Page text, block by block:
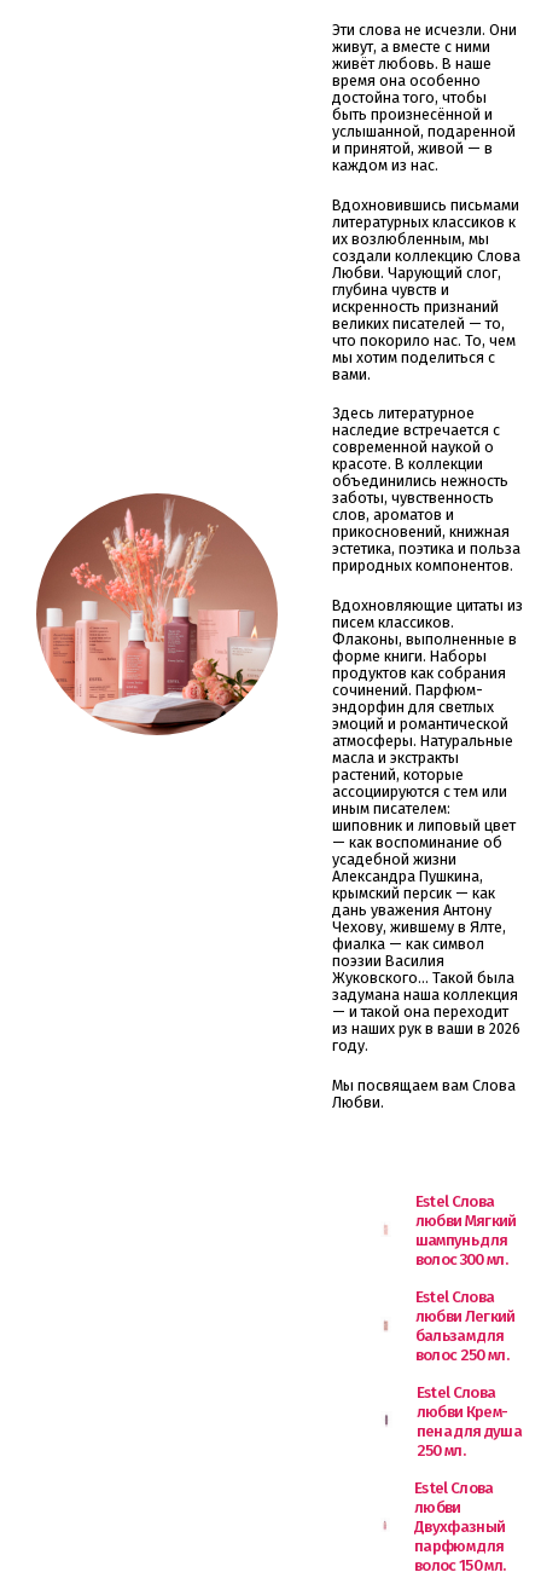
Эти слова не исчезли. Они
живут, а вместе с ними
живёт любовь. В наше
время она особенно
достойна того, чтобы
быть произнесённой и
услышанной, подаренной
и принятой, живой — в
каждом из нас.
Вдохновившись письмами
литературных классиков к
их возлюбленным, мы
создали коллекцию Слова
Любви. Чарующий слог,
глубина чувств и
искренность признаний
великих писателей — то,
что покорило нас. То, чем
мы хотим поделиться с
вами.
Здесь литературное
наследие встречается с
современной наукой о
красоте. В коллекции
объединились нежность
заботы, чувственность
слов, ароматов и
прикосновений, книжная
эстетика, поэтика и польза
природных компонентов.
Вдохновляющие цитаты из
писем классиков.
Флаконы, выполненные в
форме книги. Наборы
продуктов как собрания
сочинений. Парфюм-
эндорфин для светлых
эмоций и романтической
атмосферы. Натуральные
масла и экстракты
растений, которые
ассоциируются с тем или
иным писателем:
шиповник и липовый цвет
— как воспоминание об
усадебной жизни
Александра Пушкина,
крымский персик — как
дань уважения Антону
Чехову, жившему в Ялте,
фиалка — как символ
поэзии Василия
Жуковского... Такой была
задумана наша коллекция
— и такой она переходит
из наших рук в ваши в 2026
году.
Мы посвящаем вам Слова
Любви.
Estel Слова
любви Мягкий
шампунь для
волос 300 мл.
Estel Слова
любви Легкий
бальзам для
волос 250 мл.
Estel Слова
любви Крем-
пена для душа
250 мл.
Estel Слова
любви
Двухфазный
парфюм для
волос 150 мл.